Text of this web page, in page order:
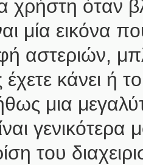
όταν
μία εικόνα
αστεριών,
έχετε κάνει
μια
του